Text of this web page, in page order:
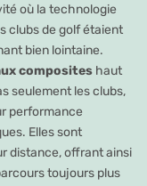
où la technologie
clubs de golf étaient
bien lointaine.
composites haut
seulement les clubs,
performance
Elles sont
distance, offrant ainsi
toujours plus